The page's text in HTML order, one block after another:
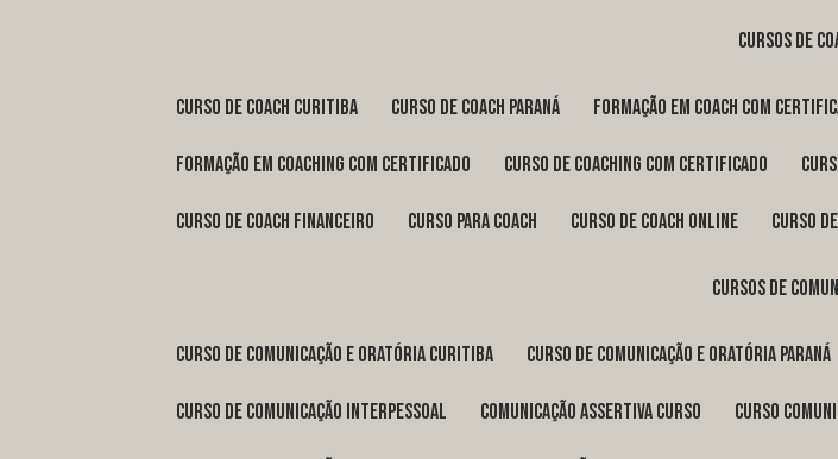
cursos de
curso de coach Curitiba curso de coach Paraná formação em coach com
formação em coaching com certificado curso de coaching com certificado
curso de coach financeiro curso para coach curso de coach online curso
cursos de
curso de comunicação e oratória Curitiba curso de comunicação e oratória Paraná
curso de comunicação interpessoal comunicação assertiva curso curso